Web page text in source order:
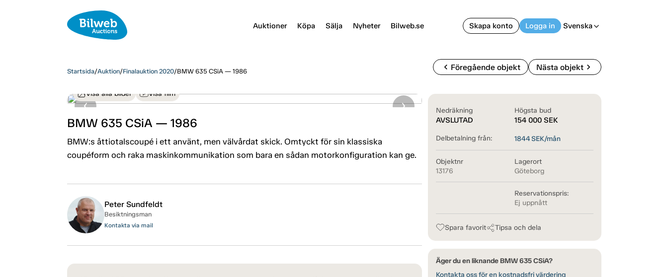
Auktioner Köpa Sälja Nyheter Bilweb.se Skapa konto Logga in Svenska arrow_back_ios
Startsida/Auktion/Finalauktion 2020/BMW 635 CSiA — 1986 chevron_left Föregående objekt Nästa objektchevron_right
Visa alla bilder Visa film
BMW 635 CSiA — 1986
BMW:s åttiotalscoupé i ett använt, men välvårdat skick. Omtyckt för sin klassiska
coupéform och raka maskinkommunikation som bara en sådan motorkonfiguration kan ge.
Nedräkning
AVSLUTAD
Högsta bud
154 000 SEK
Delbetalning från: 1844SEK/mån
Objektnr
13176
Lagerort
Göteborg
Reservationspris:
Ej uppnått
Spara favorit Tipsa och dela
Äger du en liknande BMW 635 CSiA?
Kontakta oss för en kostnadsfri värdering
Peter Sundfeldt
Besiktningsman
Kontakta via mail